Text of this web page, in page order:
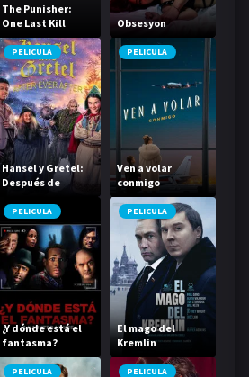
The Punisher:
One Last Kill
Obsesyon
PELICULA
Hansel y Gretel:
Después de
PELICULA
Ven a volar
conmigo
PELICULA
¿Y dónde está el
fantasma?
PELICULA
El mago del
Kremlin
PELICULA PELICULA